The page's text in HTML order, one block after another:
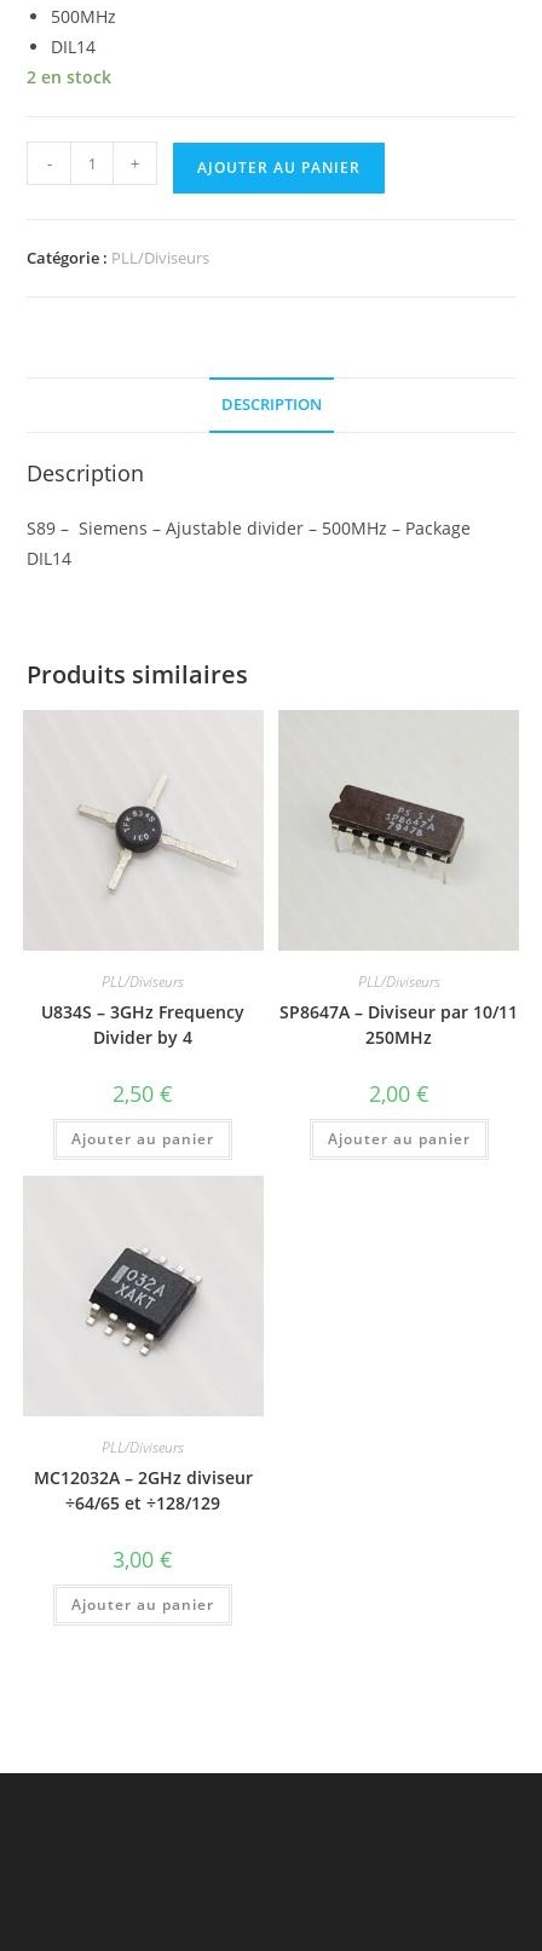
500MHz
DIL14
2 en stock
quantité
de
- + AJOUTER AU PANIER
Catégorie : PLL/Diviseurs
DESCRIPTION
Description
S89 – Siemens – Ajustable divider – 500MHz – Package
DIL14
Produits similaires
PLL/Diviseurs
U834S – 3GHz Frequency
Divider by 4
2,50€
Ajouter au panier
PLL/Diviseurs
SP8647A – Diviseur par 10/11
250MHz
2,00 €
Ajouter au panier
PLL/Diviseurs
MC12032A – 2GHz diviseur
÷64/65 et ÷128/129
3,00€
Ajouter au panier